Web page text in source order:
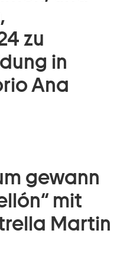
zu
in
Ana
gewann
mit
Martin